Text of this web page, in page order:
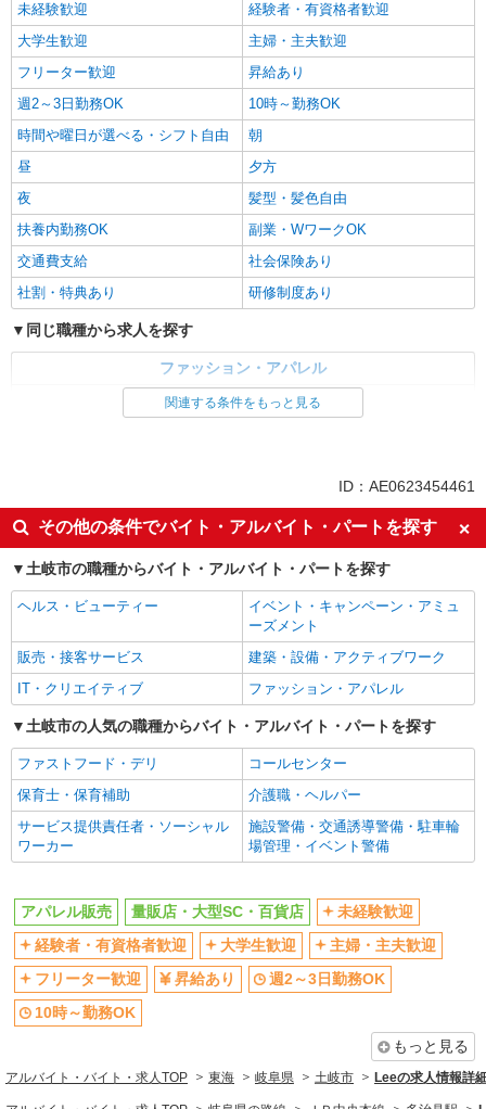
キープ 詳細を見る
未経験歓迎
経験者・有資格者歓迎
大学生歓迎
主婦・主夫歓迎
フリーター歓迎
昇給あり
週2～3日勤務OK
10時～勤務OK
時間や曜日が選べる・シフト自由
朝
昼
夕方
夜
髪型・髪色自由
扶養内勤務OK
副業・WワークOK
交通費支給
社会保険あり
社割・特典あり
研修制度あり
同じ職種から求人を探す
ファッション・アパレル
未経験歓迎
週2～3日勤務OK
扶養内勤務OK
副業・WワークOK
交通費支給
関連する条件をもっと見る
ID：AE0623454461
その他の条件でバイト・アルバイト・パートを探す
土岐市の職種からバイト・アルバイト・パートを探す
ヘルス・ビューティー
イベント・キャンペーン・アミュ
ーズメント
販売・接客サービス
建築・設備・アクティブワーク
IT・クリエイティブ
ファッション・アパレル
土岐市の人気の職種からバイト・アルバイト・パートを探す
ファストフード・デリ
コールセンター
保育士・保育補助
介護職・ヘルパー
サービス提供責任者・ソーシャル
ワーカー
施設警備・交通誘導警備・駐車輪
場管理・イベント警備
アパレル販売 量販店・大型SC・百貨店
未経験歓迎
経験者・有資格者歓迎
大学生歓迎
主婦・主夫歓迎
フリーター歓迎
昇給あり
週2～3日勤務OK
10時～勤務OK
もっと見る
アルバイト・バイト・求人TOP 東海 岐阜県 土岐市 Leeの求人情報詳